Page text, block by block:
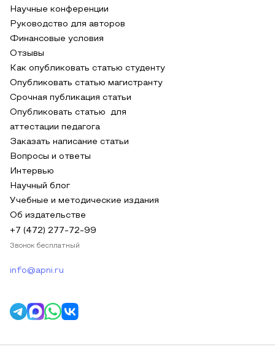
Научные конференции
Руководство для авторов
Финансовые условия
Отзывы
Как опубликовать статью студенту
Опубликовать статью магистранту
Срочная публикация статьи
Опубликовать статью для
аттестации педагога
Заказать написание статьи
Вопросы и ответы
Интервью
Научный блог
Учебные и методические издания
Об издательстве
+7 (472) 277-72-99
Звонок бесплатный
info@apni.ru